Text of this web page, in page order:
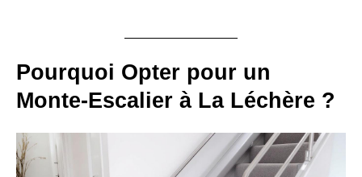
Pourquoi Opter pour un
Monte-Escalier à La Léchère ?